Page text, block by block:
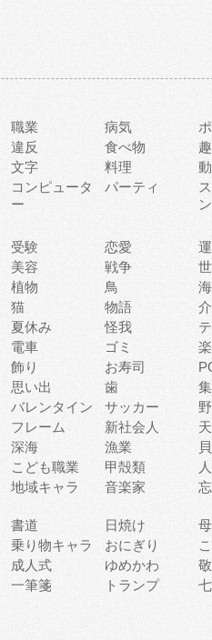
職業 病気
違反 食べ物
文字 料理
コンピュータ
ー
パーティ
ン
受験 恋愛
美容 戦争
植物 鳥 海
猫 物語
夏休み 怪我
電車 ゴミ
飾り お寿司
思い出 歯
バレンタイン サッカー
フレーム 新社会人
深海 漁業 貝
こども職業
甲殻類
地域キャラ 音楽家
書道 日焼け
乗り物キャラ おにぎり
成人式 ゆめかわ
一筆箋 トランプ